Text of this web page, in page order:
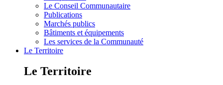
Le Conseil Communautaire
Publications
Marchés publics
Bâtiments et équipements
Les services de la Communauté
Le Territoire
Le Territoire